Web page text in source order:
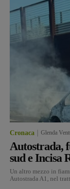
Cronaca Glenda
Autostrada,
sud e Incisa
Un altro mezzo in
Autostrada A1, nel